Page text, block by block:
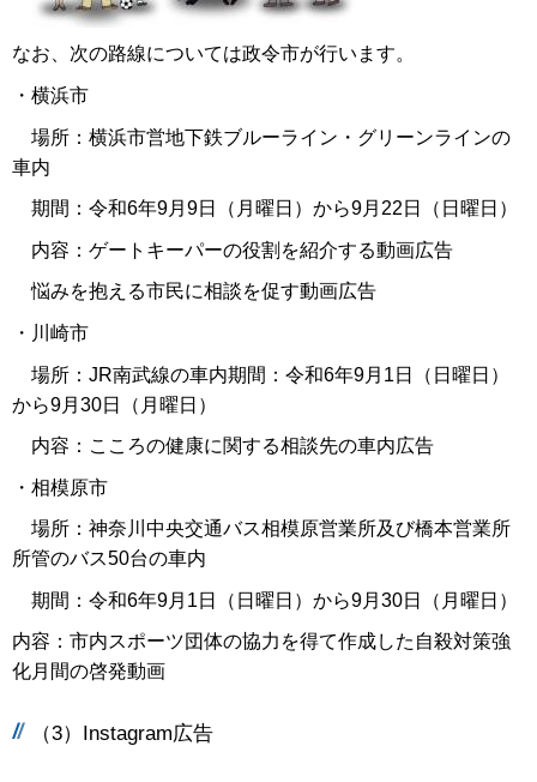
なお、次の路線については政令市が行います。
・横浜市
場所：横浜市営地下鉄ブルーライン・グリーンラインの
車内
期間：令和6年9月9日（月曜日）から9月22日（日曜日）
内容：ゲートキーパーの役割を紹介する動画広告
悩みを抱える市民に相談を促す動画広告
・川崎市
場所：JR南武線の車内期間：令和6年9月1日（日曜日）
から9月30日（月曜日）
内容：こころの健康に関する相談先の車内広告
・相模原市
場所：神奈川中央交通バス相模原営業所及び橋本営業所
所管のバス50台の車内
期間：令和6年9月1日（日曜日）から9月30日（月曜日）
内容：市内スポーツ団体の協力を得て作成した自殺対策強
化月間の啓発動画
（3）Instagram広告